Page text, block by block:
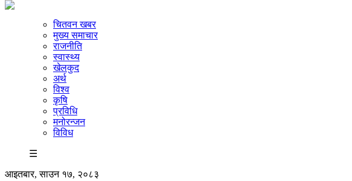
चितवन खबर
मुख्य समाचार
राजनीति
स्वास्थ्य
खेलकुद
अर्थ
विश्व
कृषि
प्रविधि
मनोरन्जन
विविध
☰
आइतबार, साउन १७, २०८३